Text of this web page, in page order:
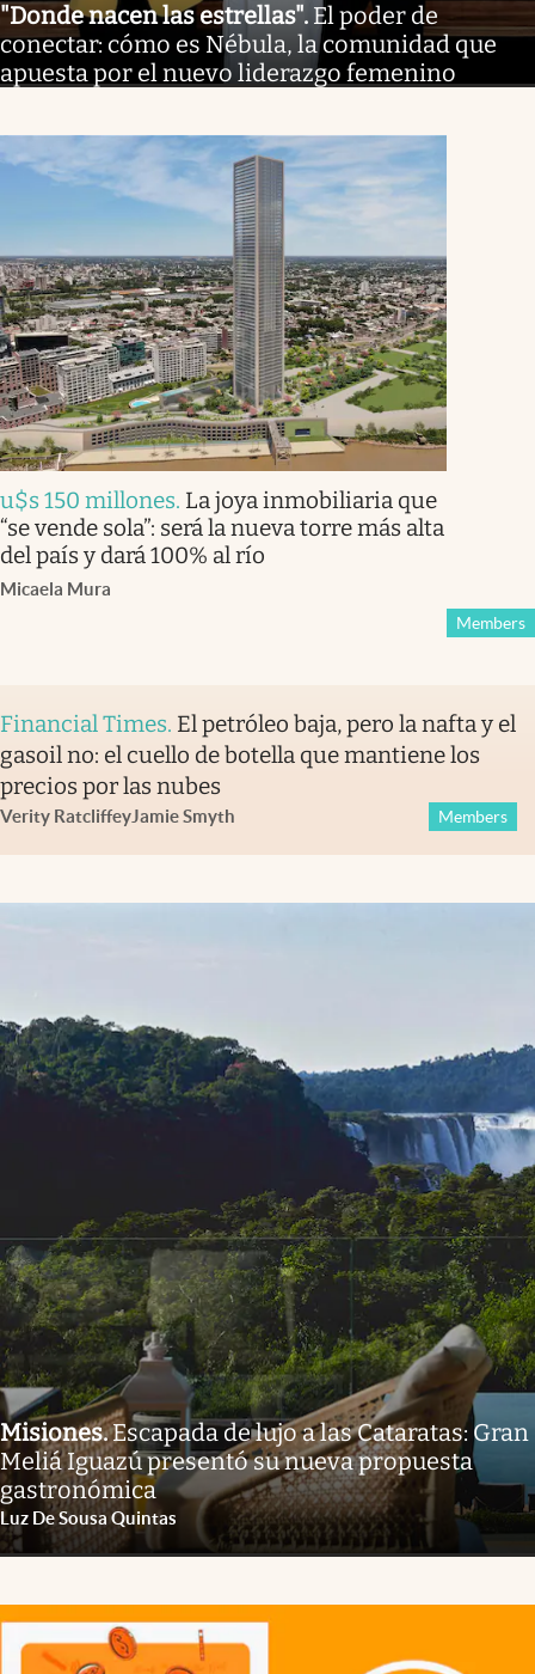
"Donde nacen las estrellas". El poder de
conectar: cómo es Nébula, la comunidad que
apuesta por el nuevo liderazgo femenino
u$s 150 millones. La joya inmobiliaria que
“se vende sola”: será la nueva torre más alta
del país y dará 100% al río
Micaela Mura
Members
Financial Times. El petróleo baja, pero la nafta y el
gasoil no: el cuello de botella que mantiene los
precios por las nubes
Verity RatcliffeyJamie Smyth Members
Misiones.Escapada de lujo a las Cataratas: Gran
Meliá Iguazú presentó su nueva propuesta
gastronómica
Luz De Sousa Quintas